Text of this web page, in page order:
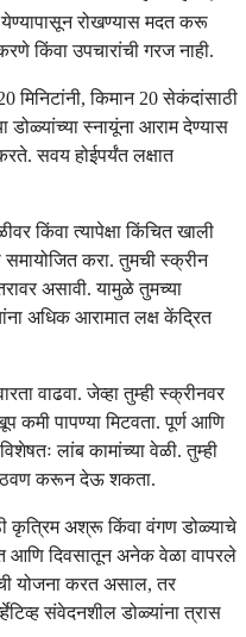
रोखण्यास मदत करू
किंवा उपचारांची गरज नाही.
मिनिटांनी, किमान 20 सेकंदांसाठी
स्नायूंना आराम देण्यास
सवय होईपर्यंत लक्षात
किंवा त्यापेक्षा किंचित खाली
करा. तुमची स्क्रीन
असावी. यामुळे तुमच्या
अधिक आरामात लक्ष केंद्रित
वाढवा. जेव्हा तुम्ही स्क्रीनवर
कमी पापण्या मिटवता. पूर्ण आणि
लांब कामांच्या वेळी. तुम्ही
आठवण करून देऊ शकता.
कृत्रिम अश्रू किंवा वंगण डोळ्याचे
आणि दिवसातून अनेक वेळा वापरले
योजना करत असाल, तर
संवेदनशील डोळ्यांना त्रास